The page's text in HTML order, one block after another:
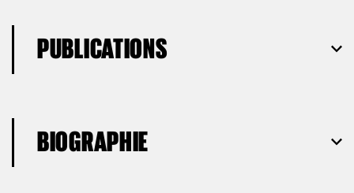
PUBLICATIONS
BIOGRAPHIE